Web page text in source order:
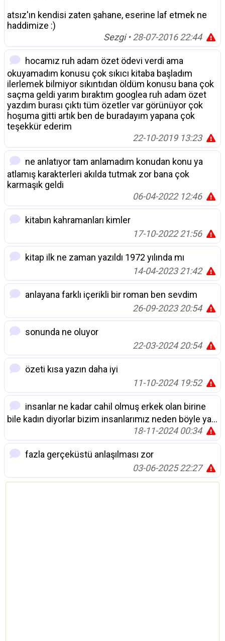
atsız'ın kendisi zaten şahane, eserine laf etmek ne
haddimize :)
Sezgi• 28-07-2016 22:44
hocamız ruh adam özet ödevi verdi ama
okuyamadım konusu çok sıkıcı kitaba başladım
ilerlemek bilmiyor sıkıntıdan öldüm konusu bana çok
saçma geldi yarım bıraktım googlea ruh adam özet
yazdım burası çıktı tüm özetler var görünüyor çok
hoşuma gitti artık ben de buradayım yapana çok
teşekkür ederim
22-10-2019 13:23
ne anlatıyor tam anlamadım konudan konu ya
atlamış karakterleri akılda tutmak zor bana çok
karmaşık geldi
06-04-2022 12:46
kitabın kahramanları kimler
17-10-2022 21:56
kitap ilk ne zaman yazıldı 1972 yılında mı
14-04-2023 21:42
anlayana farklı içerikli bir roman ben sevdim
26-09-2023 20:54
sonunda ne oluyor
22-03-2024 20:54
özeti kısa yazın daha iyi
11-10-2024 19:52
insanlar ne kadar cahil olmuş erkek olan birine
bile kadın diyorlar bizim insanlarımız neden böyle ya...
18-11-2024 00:34
fazla gerçeküstü anlaşılması zor
03-06-2025 22:27